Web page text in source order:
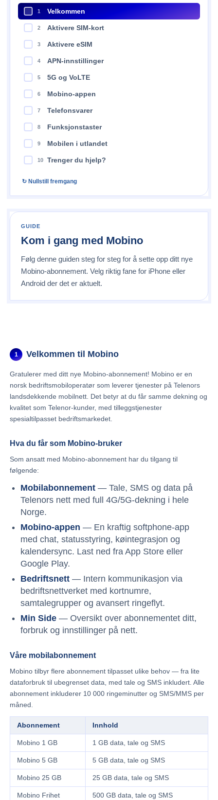
1 Velkommen
2 Aktivere SIM-kort
3 Aktivere eSIM
4 APN-innstillinger
5 5G og VoLTE
6 Mobino-appen
7 Telefonsvarer
8 Funksjonstaster
9 Mobilen i utlandet
10 Trenger du hjelp?
↻ Nullstill fremgang
GUIDE
Kom i gang med Mobino
Følg denne guiden steg for steg for å sette opp ditt nye
Mobino-abonnement. Velg riktig fane for iPhone eller
Android der det er aktuelt.
1 Velkommen til Mobino
Gratulerer med ditt nye Mobino-abonnement! Mobino er en
norsk bedriftsmobiloperatør som leverer tjenester på Telenors
landsdekkende mobilnett. Det betyr at du får samme dekning og
kvalitet som Telenor-kunder, med tilleggstjenester
spesialtilpasset bedriftsmarkedet.
Hva du får som Mobino-bruker
Som ansatt med Mobino-abonnement har du tilgang til
følgende:
Mobilabonnement — Tale, SMS og data på
Telenors nett med full 4G/5G-dekning i hele
Norge.
Mobino-appen — En kraftig softphone-app
med chat, statusstyring, køintegrasjon og
kalendersync. Last ned fra App Store eller
Google Play.
Bedriftsnett — Intern kommunikasjon via
bedriftsnettverket med kortnumre,
samtalegrupper og avansert ringeflyt.
Min Side — Oversikt over abonnementet ditt,
forbruk og innstillinger på nett.
Våre mobilabonnement
Mobino tilbyr flere abonnement tilpasset ulike behov — fra lite
dataforbruk til ubegrenset data, med tale og SMS inkludert. Alle
abonnement inkluderer 10 000 ringeminutter og SMS/MMS per
måned.
Abonnement Innhold
Mobino 1 GB 1 GB data, tale og SMS
Mobino 5 GB 5 GB data, tale og SMS
Mobino 25 GB 25 GB data, tale og SMS
Mobino Frihet 500 GB data, tale og SMS